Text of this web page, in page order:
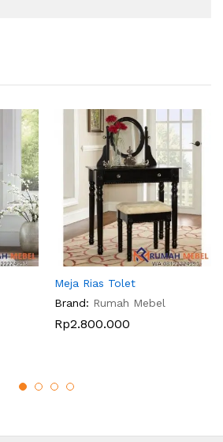
Meja Rias Tolet
Brand: Rumah Mebel
Rp2.800.000